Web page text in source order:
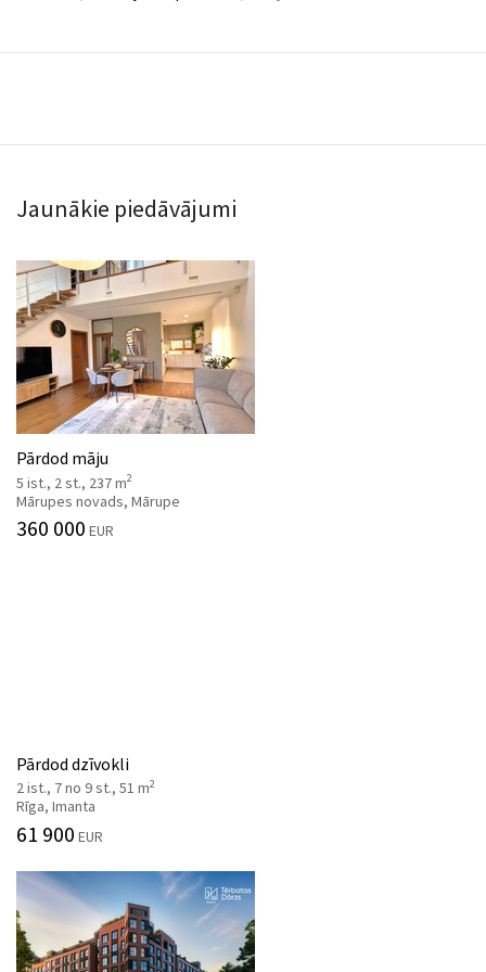
Jaunākie piedāvājumi
Pārdod māju
5 ist., 2 st., 237 m2
Mārupes novads, Mārupe
360 000 EUR
Pārdod dzīvokli
2 ist., 7 no 9 st., 51 m2
Rīga, Imanta
61 900 EUR